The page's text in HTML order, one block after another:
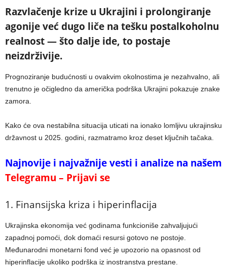
Razvlačenje krize u Ukrajini i prolongiranje
agonije već dugo liče na tešku postalkoholnu
realnost — što dalje ide, to postaje
neizdrživije.
Prognoziranje budućnosti u ovakvim okolnostima je nezahvalno, ali
trenutno je očigledno da američka podrška Ukrajini pokazuje znake
zamora.
Kako će ova nestabilna situacija uticati na ionako lomljivu ukrajinsku
državnost u 2025. godini, razmatramo kroz deset ključnih tačaka.
Najnovije i najvažnije vesti i analize na našem
Telegramu – Prijavi se
1. Finansijska kriza i hiperinflacija
Ukrajinska ekonomija već godinama funkcioniše zahvaljujući
zapadnoj pomoći, dok domaći resursi gotovo ne postoje.
Međunarodni monetarni fond već je upozorio na opasnost od
hiperinflacije ukoliko podrška iz inostranstva prestane.